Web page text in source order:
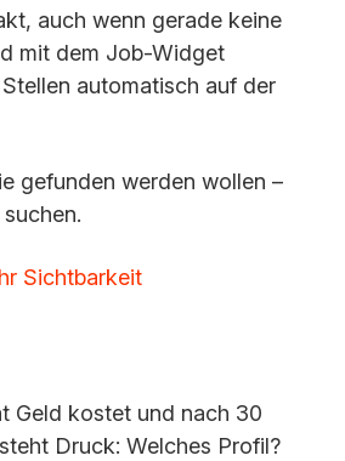
auch wenn gerade keine
mit dem Job-Widget
automatisch auf der
gefunden werden wollen –
Sichtbarkeit
Geld kostet und nach 30
Druck: Welches Profil?